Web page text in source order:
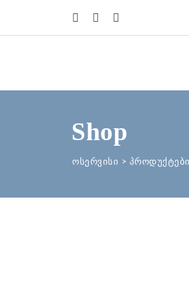
Shop
ოსერვისი > პროდუქტები